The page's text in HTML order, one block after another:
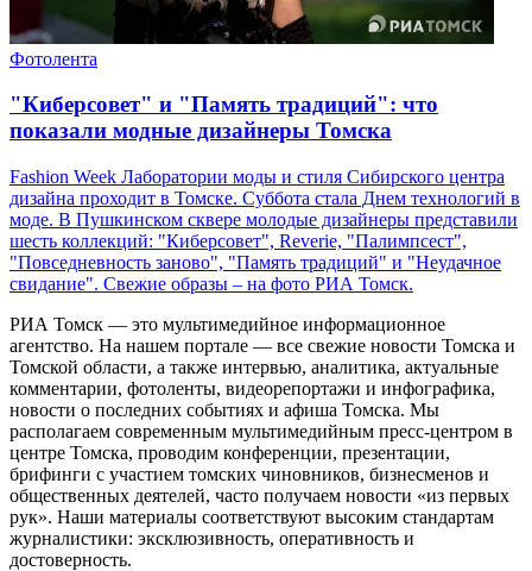
Фотолента
"Киберсовет" и "Память традиций": что
показали модные дизайнеры Томска
Fashion Week Лаборатории моды и стиля Сибирского центра
дизайна проходит в Томске. Суббота стала Днем технологий в
моде. В Пушкинском сквере молодые дизайнеры представили
шесть коллекций: "Киберсовет", Reverie, "Палимпсест",
"Повседневность заново", "Память традиций" и "Неудачное
свидание". Свежие образы – на фото РИА Томск.
РИА Томск — это мультимедийное информационное
агентство. На нашем портале — все свежие новости Томска и
Томской области, а также интервью, аналитика, актуальные
комментарии, фотоленты, видеорепортажи и инфографика,
новости о последних событиях и афиша Томска. Мы
располагаем современным мультимедийным пресс-центром в
центре Томска, проводим конференции, презентации,
брифинги с участием томских чиновников, бизнесменов и
общественных деятелей, часто получаем новости «из первых
рук». Наши материалы соответствуют высоким стандартам
журналистики: эксклюзивность, оперативность и
достоверность.